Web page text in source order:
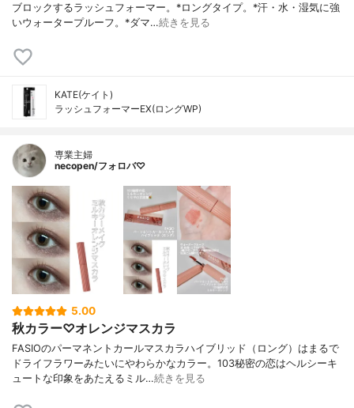
ブロックするラッシュフォーマー。*ロングタイプ。*汗・水・湿気に強
いウォータープルーフ。*ダマ…続きを見る
KATE(ケイト)
ラッシュフォーマーEX(ロングWP)
専業主婦
necopen/フォロバ♡
5.00
秋カラー♡オレンジマスカラ
FASIOのパーマネントカールマスカラハイブリッド（ロング）はまるで
ドライフラワーみたいにやわらかなカラー。103秘密の恋はヘルシーキ
ュートな印象をあたえるミル…続きを見る